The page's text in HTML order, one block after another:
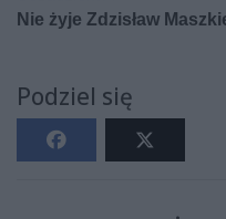
Podziel się